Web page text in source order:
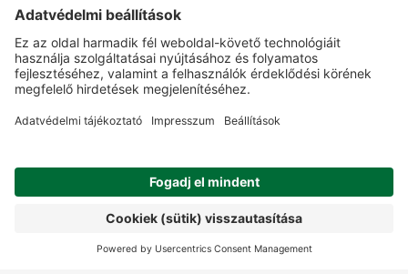
Grube Kft. © 2009 - 2026. Minden jog fenntartva. All rights
reserved.
Tervezte és készítette:
Vision-Software, az Octopus 8 ERP
forgalmazója.